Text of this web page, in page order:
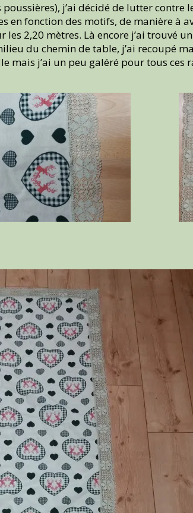
j’ai décidé de lutter contre
en fonction des motifs, de manière à
2,20 mètres. Là encore j’ai trouvé
du chemin de table, j’ai recoupé
mais j’ai un peu galéré pour tous